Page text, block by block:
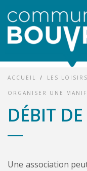
ACCUEIL / LES LOISIRS
ORGANISER UNE
DÉBIT
Une association